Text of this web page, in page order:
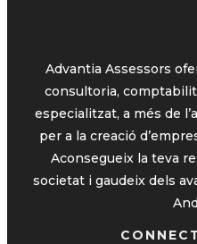
Advantia Assessors
consultoria,
especialitzat, a més de
per a la creació
Aconsegueix la teva
societat i gaudeix dels